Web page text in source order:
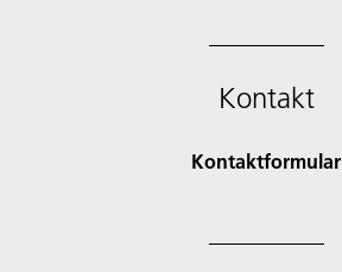
Kontakt
Kontaktformular